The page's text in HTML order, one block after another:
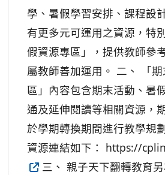
學、暑假學習安排、課程設
有更多元可運用之資源，特
假資源專區」，提供教師參
屬教師善加運用。 二、 「
區」內容包含期末活動、暑
通及延伸閱讀等相關資源，
於學期轉換期間進行教學規
資源連結如下： https://
三、 親子天下翻轉教育